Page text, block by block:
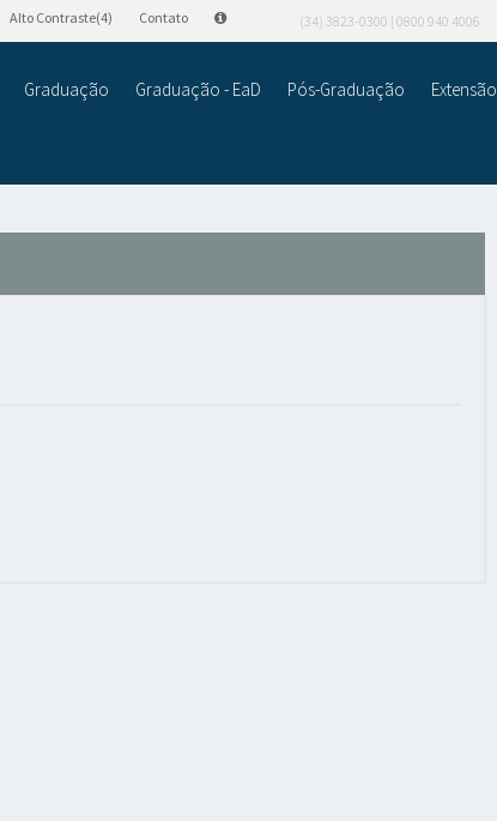
Alto Contraste(4) Contato (34) 3823-0300 | 0800 940 4006
Graduação Graduação - EaD Pós-Graduação Extensão